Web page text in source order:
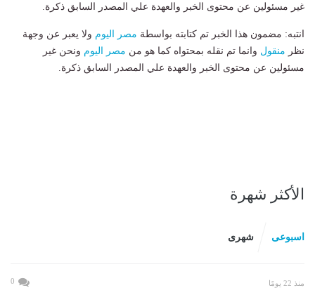
غير مسئولين عن محتوى الخبر والعهدة علي المصدر السابق ذكرة.
انتبه: مضمون هذا الخبر تم كتابته بواسطة مصر اليوم ولا يعبر عن وجهة
نظر منقول وانما تم نقله بمحتواه كما هو من مصر اليوم ونحن غير
مسئولين عن محتوى الخبر والعهدة علي المصدر السابق ذكرة.
الأكثر شهرة
اسبوعى شهرى
منذ 22 يومًا 0